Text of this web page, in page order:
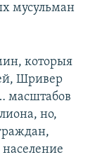
мусульман
которыя
Шривер
масштабов
но,